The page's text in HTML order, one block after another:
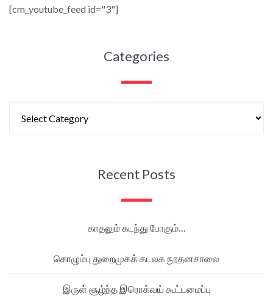
[cm_youtube_feed id="3"]
Categories
Recent Posts
காதலும் கடந்து போகும்…
கொழும்பு துறைமுகக் கடலக நூதனசாலை
இருள் சூழ்ந்த இரொக்வய் கூட்டமைப்பு